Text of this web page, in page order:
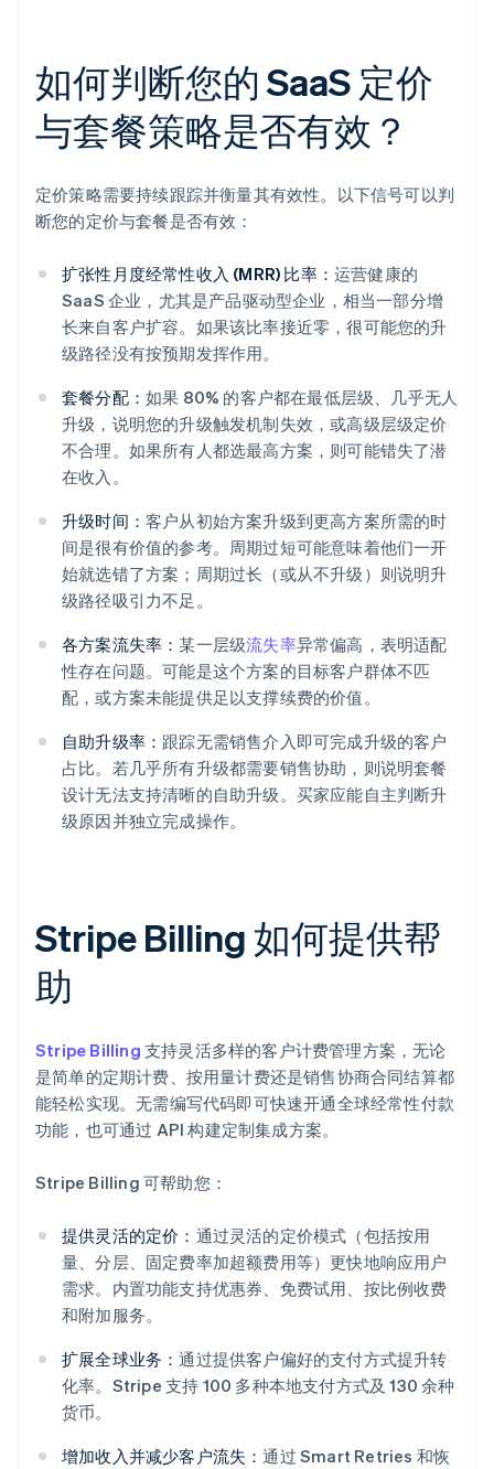
如何判断您的 SaaS 定价
与套餐策略是否有效？
定价策略需要持续跟踪并衡量其有效性。以下信号可以判
断您的定价与套餐是否有效：
扩张性月度经常性收入 (MRR) 比率： 运营健康的
SaaS 企业，尤其是产品驱动型企业，相当一部分增
长来自客户扩容。如果该比率接近零，很可能您的升
级路径没有按预期发挥作用。
套餐分配： 如果 80% 的客户都在最低层级、几乎无人
升级，说明您的升级触发机制失效，或高级层级定价
不合理。如果所有人都选最高方案，则可能错失了潜
在收入。
升级时间： 客户从初始方案升级到更高方案所需的时
间是很有价值的参考。周期过短可能意味着他们一开
始就选错了方案；周期过长（或从不升级）则说明升
级路径吸引力不足。
各方案流失率：某一层级流失率异常偏高，表明适配
性存在问题。可能是这个方案的目标客户群体不匹
配，或方案未能提供足以支撑续费的价值。
自助升级率： 跟踪无需销售介入即可完成升级的客户
占比。若几乎所有升级都需要销售协助，则说明套餐
设计无法支持清晰的自助升级。买家应能自主判断升
级原因并独立完成操作。
Stripe Billing 如何提供帮
助
Stripe Billing 支持灵活多样的客户计费管理方案，无论
是简单的定期计费、按用量计费还是销售协商合同结算都
能轻松实现。无需编写代码即可快速开通全球经常性付款
功能，也可通过 API 构建定制集成方案。
Stripe Billing 可帮助您：
提供灵活的定价： 通过灵活的定价模式（包括按用
量、分层、固定费率加超额费用等）更快地响应用户
需求。内置功能支持优惠券、免费试用、按比例收费
和附加服务。
扩展全球业务：通过提供客户偏好的支付方式提升转
化率。Stripe 支持 100 多种本地支付方式及 130 余种
货币。
增加收入并减少客户流失：通过 Smart Retries 和恢